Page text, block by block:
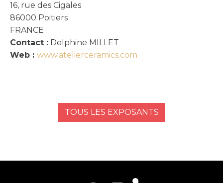
16, rue des Cigales
86000 Poitiers
FRANCE
Contact : Delphine MILLET
Web : www.atelierceramics.com
TOUS LES EXPOSANTS